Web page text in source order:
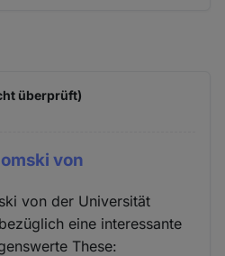
überprüft)
von
von der Universität
eine interessante
These: